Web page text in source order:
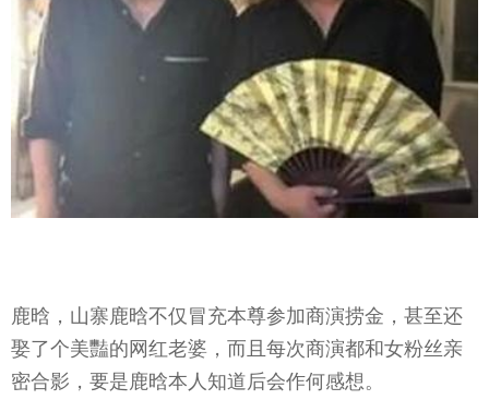
鹿晗，山寨鹿晗不仅冒充本尊参加商演捞金，甚至还
娶了个美豔的网红老婆，而且每次商演都和女粉丝亲
密合影，要是鹿晗本人知道后会作何感想。